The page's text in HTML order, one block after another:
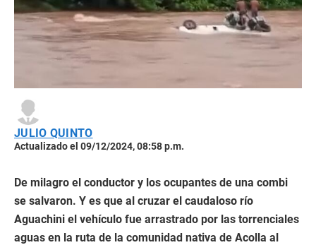
JULIO QUINTO
Actualizado el 09/12/2024, 08:58 p.m.
De milagro el conductor y los ocupantes de una combi
se salvaron. Y es que al cruzar el caudaloso río
Aguachini el vehículo fue arrastrado por las torrenciales
aguas en la ruta de la comunidad nativa de Acolla al